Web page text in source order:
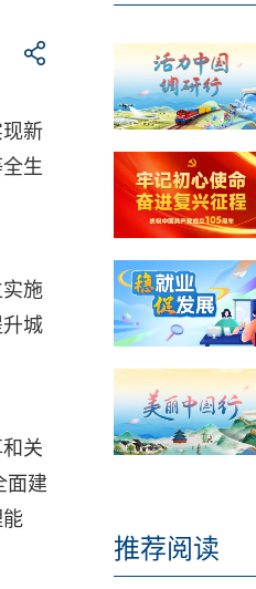
新
生
施
城
关
面建
推荐阅读